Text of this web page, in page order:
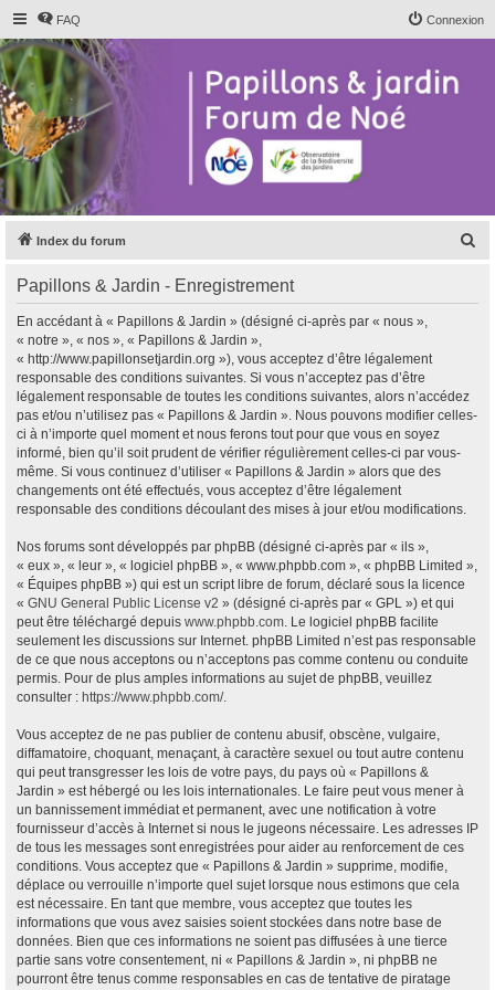
FAQ Connexion
Index du forum
Papillons & Jardin - Enregistrement
En accédant à « Papillons & Jardin » (désigné ci-après par « nous »,
« notre », « nos », « Papillons & Jardin »,
« http://www.papillonsetjardin.org »), vous acceptez d’être légalement
responsable des conditions suivantes. Si vous n’acceptez pas d’être
légalement responsable de toutes les conditions suivantes, alors n’accédez
pas et/ou n’utilisez pas « Papillons & Jardin ». Nous pouvons modifier celles-
ci à n’importe quel moment et nous ferons tout pour que vous en soyez
informé, bien qu’il soit prudent de vérifier régulièrement celles-ci par vous-
même. Si vous continuez d’utiliser « Papillons & Jardin » alors que des
changements ont été effectués, vous acceptez d’être légalement
responsable des conditions découlant des mises à jour et/ou modifications.
Nos forums sont développés par phpBB (désigné ci-après par « ils »,
« eux », « leur », « logiciel phpBB », « www.phpbb.com », « phpBB Limited »,
« Équipes phpBB ») qui est un script libre de forum, déclaré sous la licence
« GNU General Public License v2 » (désigné ci-après par « GPL ») et qui
peut être téléchargé depuis www.phpbb.com. Le logiciel phpBB facilite
seulement les discussions sur Internet. phpBB Limited n’est pas responsable
de ce que nous acceptons ou n’acceptons pas comme contenu ou conduite
permis. Pour de plus amples informations au sujet de phpBB, veuillez
consulter : https://www.phpbb.com/.
Vous acceptez de ne pas publier de contenu abusif, obscène, vulgaire,
diffamatoire, choquant, menaçant, à caractère sexuel ou tout autre contenu
qui peut transgresser les lois de votre pays, du pays où « Papillons &
Jardin » est hébergé ou les lois internationales. Le faire peut vous mener à
un bannissement immédiat et permanent, avec une notification à votre
fournisseur d’accès à Internet si nous le jugeons nécessaire. Les adresses IP
de tous les messages sont enregistrées pour aider au renforcement de ces
conditions. Vous acceptez que « Papillons & Jardin » supprime, modifie,
déplace ou verrouille n’importe quel sujet lorsque nous estimons que cela
est nécessaire. En tant que membre, vous acceptez que toutes les
informations que vous avez saisies soient stockées dans notre base de
données. Bien que ces informations ne soient pas diffusées à une tierce
partie sans votre consentement, ni « Papillons & Jardin », ni phpBB ne
pourront être tenus comme responsables en cas de tentative de piratage